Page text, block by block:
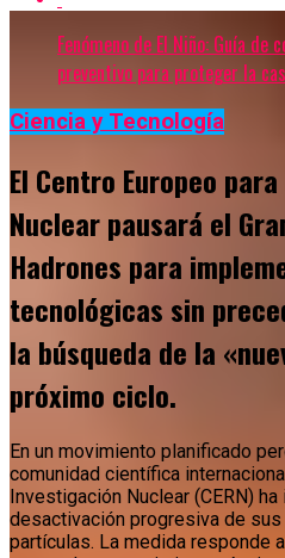
Fenómeno de El Niño: Guía
preventivo para proteger la
Ciencia y Tecnología
El Centro Europeo
Nuclear pausará el
Hadrones para
tecnológicas sin
la búsqueda de la
próximo ciclo.
En un movimiento planificado
comunidad científica
Investigación Nuclear (CERN)
desactivación progresiva de
partículas. La medida responde